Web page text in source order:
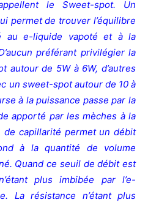
le Sweet-spot. Un
permet de trouver l’équilibre
au e-liquide vapoté et à la
préférant privilégier la
autour de 5W à 6W, d’autres
un sweet-spot autour de 10 à
à la puissance passe par la
apporté par les mèches à la
de capillarité permet un débit
à la quantité de volume
Quand ce seuil de débit est
plus imbibée par l’e-
La résistance n’étant plus